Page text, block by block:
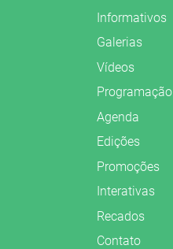
Informativos
Galerias
Vídeos
Programação
Agenda
Edições
Promoções
Interativas
Recados
Contato